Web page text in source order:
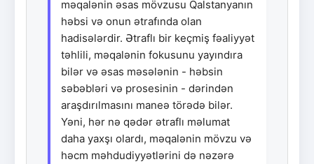
məqalənin əsas mövzusu Qalstanyanın
həbsi və onun ətrafında olan
hadisələrdir. Ətraflı bir keçmiş fəaliyyət
təhlili, məqalənin fokusunu yayındıra
bilər və əsas məsələnin - həbsin
səbəbləri və prosesinin - dərindən
araşdırılmasını maneə törədə bilər.
Yəni, hər nə qədər ətraflı məlumat
daha yaxşı olardı, məqalənin mövzu və
həcm məhdudiyyətlərini də nəzərə